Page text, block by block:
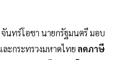
นทร์โอชา นายกรัฐมนตรี มอบ
ะกระทรวงมหาดไทย ลดภาษี